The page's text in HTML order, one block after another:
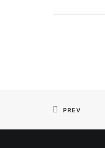
PREV